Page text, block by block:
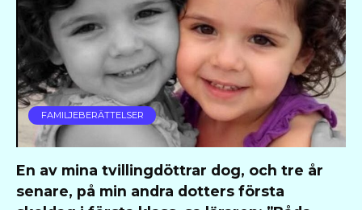
FAMILJEBERÄTTELSER
En av mina tvillingdöttrar dog, och tre år
senare, på min andra dotters första